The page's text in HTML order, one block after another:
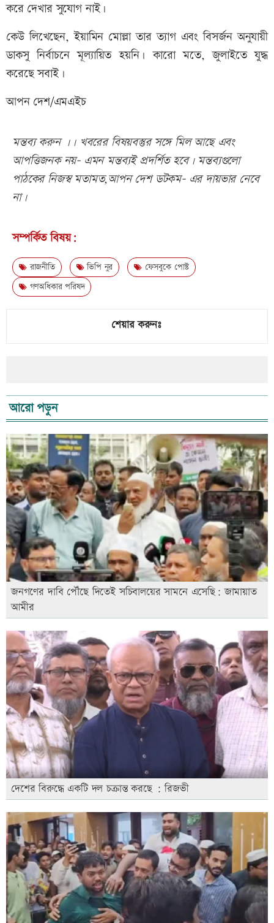
করে দেখার সুযোগ নাই।
কেউ লিখেছেন, ইয়ামিন মোল্লা তার ত্যাগ এবং বিসর্জন অনুযায়ী
ডাকসু নির্বাচনে মূল্যায়িত হয়নি। কারো মতে, জুলাইতে যুদ্ধ
করেছে সবাই।
আপন দেশ/এমএইচ
মন্তব্য করুন ।। খবরের বিষয়বস্তুর সঙ্গে মিল আছে এবং
আপত্তিজনক নয়- এমন মন্তব্যই প্রদর্শিত হবে। মন্তব্যগুলো
পাঠকের নিজস্ব মতামত,আপন দেশ ডটকম- এর দায়ভার নেবে
না।
সম্পর্কিত বিষয়:
রাজনীতি ভিপি নুর
ফেসবুকে পোস্ট
গণঅধিকার পরিষদ
শেয়ার করুনঃ
আরো পড়ুন
জনগণের দাবি পৌঁছে দিতেই সচিবালয়ের সামনে এসেছি: জামায়াত
আমীর
দেশের বিরুদ্ধে একটি দল চক্রান্ত করছে : রিজভী